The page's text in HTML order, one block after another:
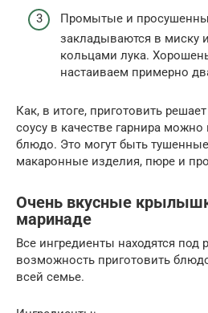
Промытые и
закладываются в миску
кольцами лука.
настаиваем примерно
Как, в итоге, приготовить
соусу в качестве гарнира
блюдо. Это могут быть
макаронные изделия, пюре и
Очень вкусные
маринаде
Все ингредиенты находятся под
возможность приготовить
всей семье.